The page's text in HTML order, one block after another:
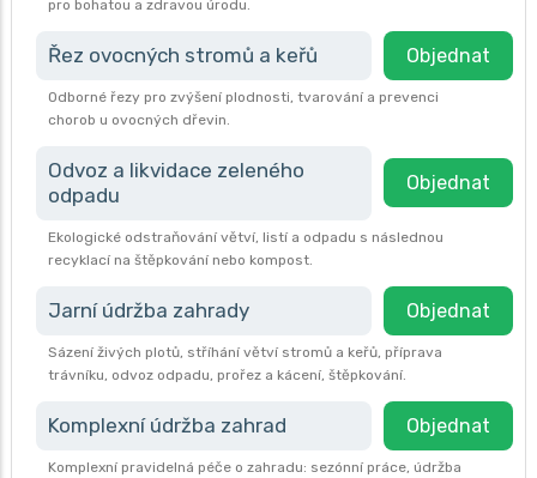
pro bohatou a zdravou úrodu.
Řez ovocných stromů a keřů Objednat
Odborné řezy pro zvýšení plodnosti, tvarování a prevenci
chorob u ovocných dřevin.
Odvoz a likvidace zeleného
odpadu
Objednat
Ekologické odstraňování větví, listí a odpadu s následnou
recyklací na štěpkování nebo kompost.
Jarní údržba zahrady Objednat
Sázení živých plotů, stříhání větví stromů a keřů, příprava
trávníku, odvoz odpadu, prořez a kácení, štěpkování.
Komplexní údržba zahrad Objednat
Komplexní pravidelná péče o zahradu: sezónní práce, údržba